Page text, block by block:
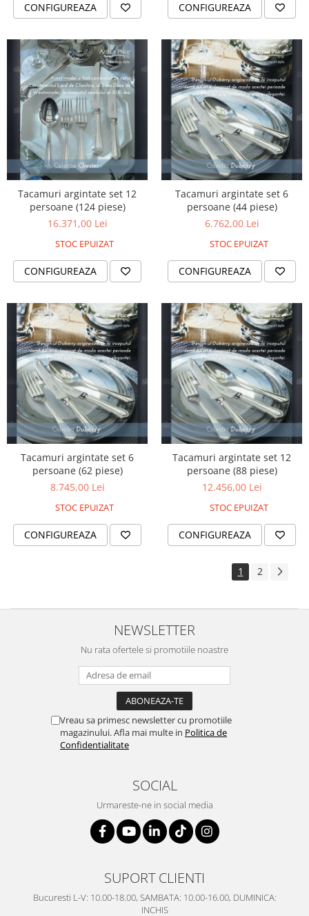
CONFIGUREAZA CONFIGUREAZA
Tacamuri argintate set 12
persoane (124 piese)
16.371,00 Lei
STOC EPUIZAT
CONFIGUREAZA
Tacamuri argintate set 6
persoane (44 piese)
6.762,00 Lei
STOC EPUIZAT
CONFIGUREAZA
Tacamuri argintate set 6
persoane (62 piese)
8.745,00 Lei
STOC EPUIZAT
CONFIGUREAZA
Tacamuri argintate set 12
persoane (88 piese)
12.456,00 Lei
STOC EPUIZAT
CONFIGUREAZA
1 2
NEWSLETTER
Nu rata ofertele si promotiile noastre
Vreau sa primesc newsletter cu promotiile
magazinului. Afla mai multe in Politica de
Confidentialitate
SOCIAL
Urmareste-ne in social media
SUPORT CLIENTI
Bucuresti L-V: 10.00-18.00, SAMBATA: 10.00-16.00, DUMINICA:
INCHIS